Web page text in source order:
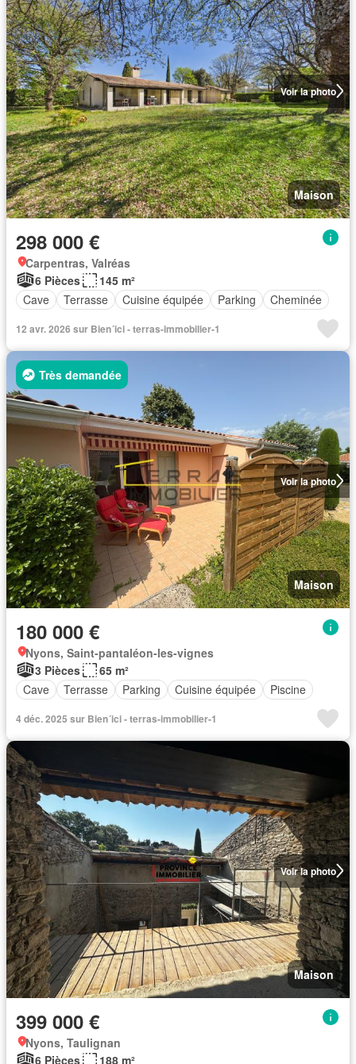
Voir la photo
Maison
298 000 €
Carpentras, Valréas
6 Pièces
145 m²
Cave
Terrasse Cuisine équipée Parking Cheminée
12 avr. 2026 sur Bien´ici - terras-immobilier-1
Voir la photo
Très demandée
Maison
180 000 €
Nyons, Saint-pantaléon-les-vignes
3 Pièces
65 m²
Cave
Terrasse Parking Cuisine équipée Piscine
4 déc. 2025 sur Bien´ici - terras-immobilier-1
Voir la photo
Maison
399 000 €
Nyons, Taulignan
6 Pièces
188 m²